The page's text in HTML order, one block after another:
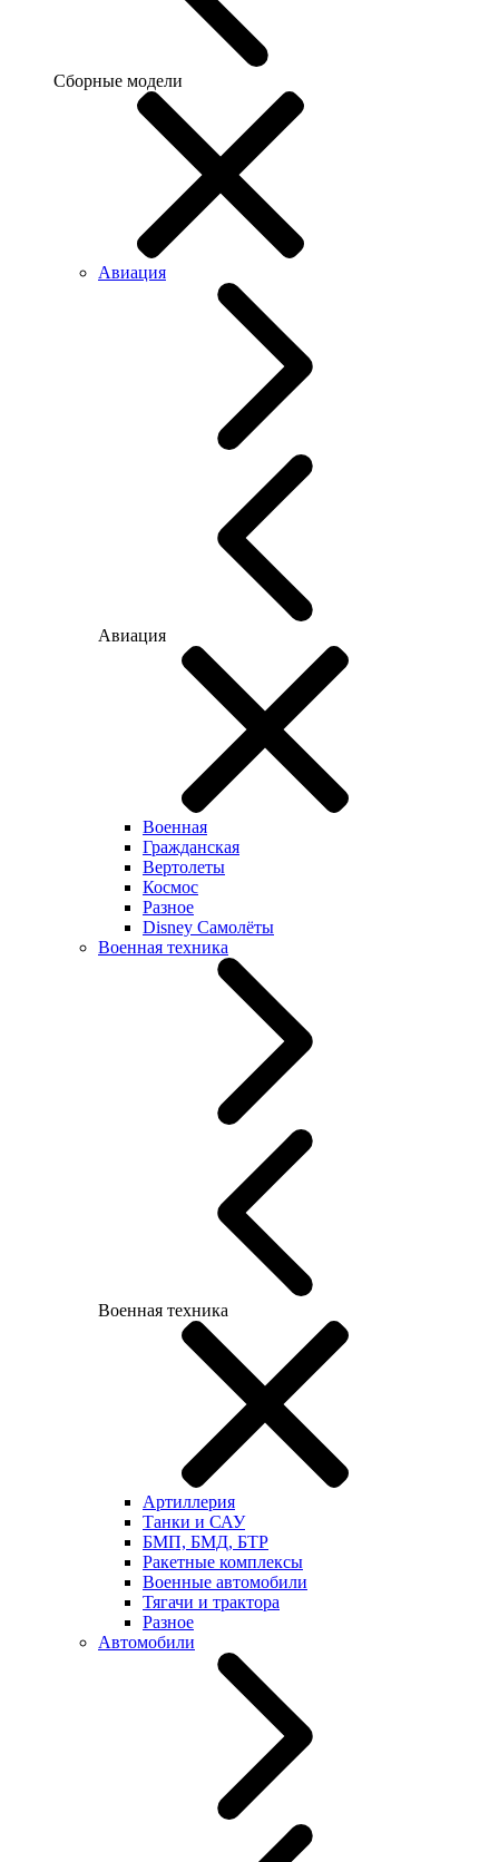
Сборные модели
Авиация
Авиация
Военная
Гражданская
Вертолеты
Космос
Разное
Disney Самолёты
Военная техника
Военная техника
Артиллерия
Танки и САУ
БМП, БМД, БТР
Ракетные комплексы
Военные автомобили
Тягачи и трактора
Разное
Автомобили